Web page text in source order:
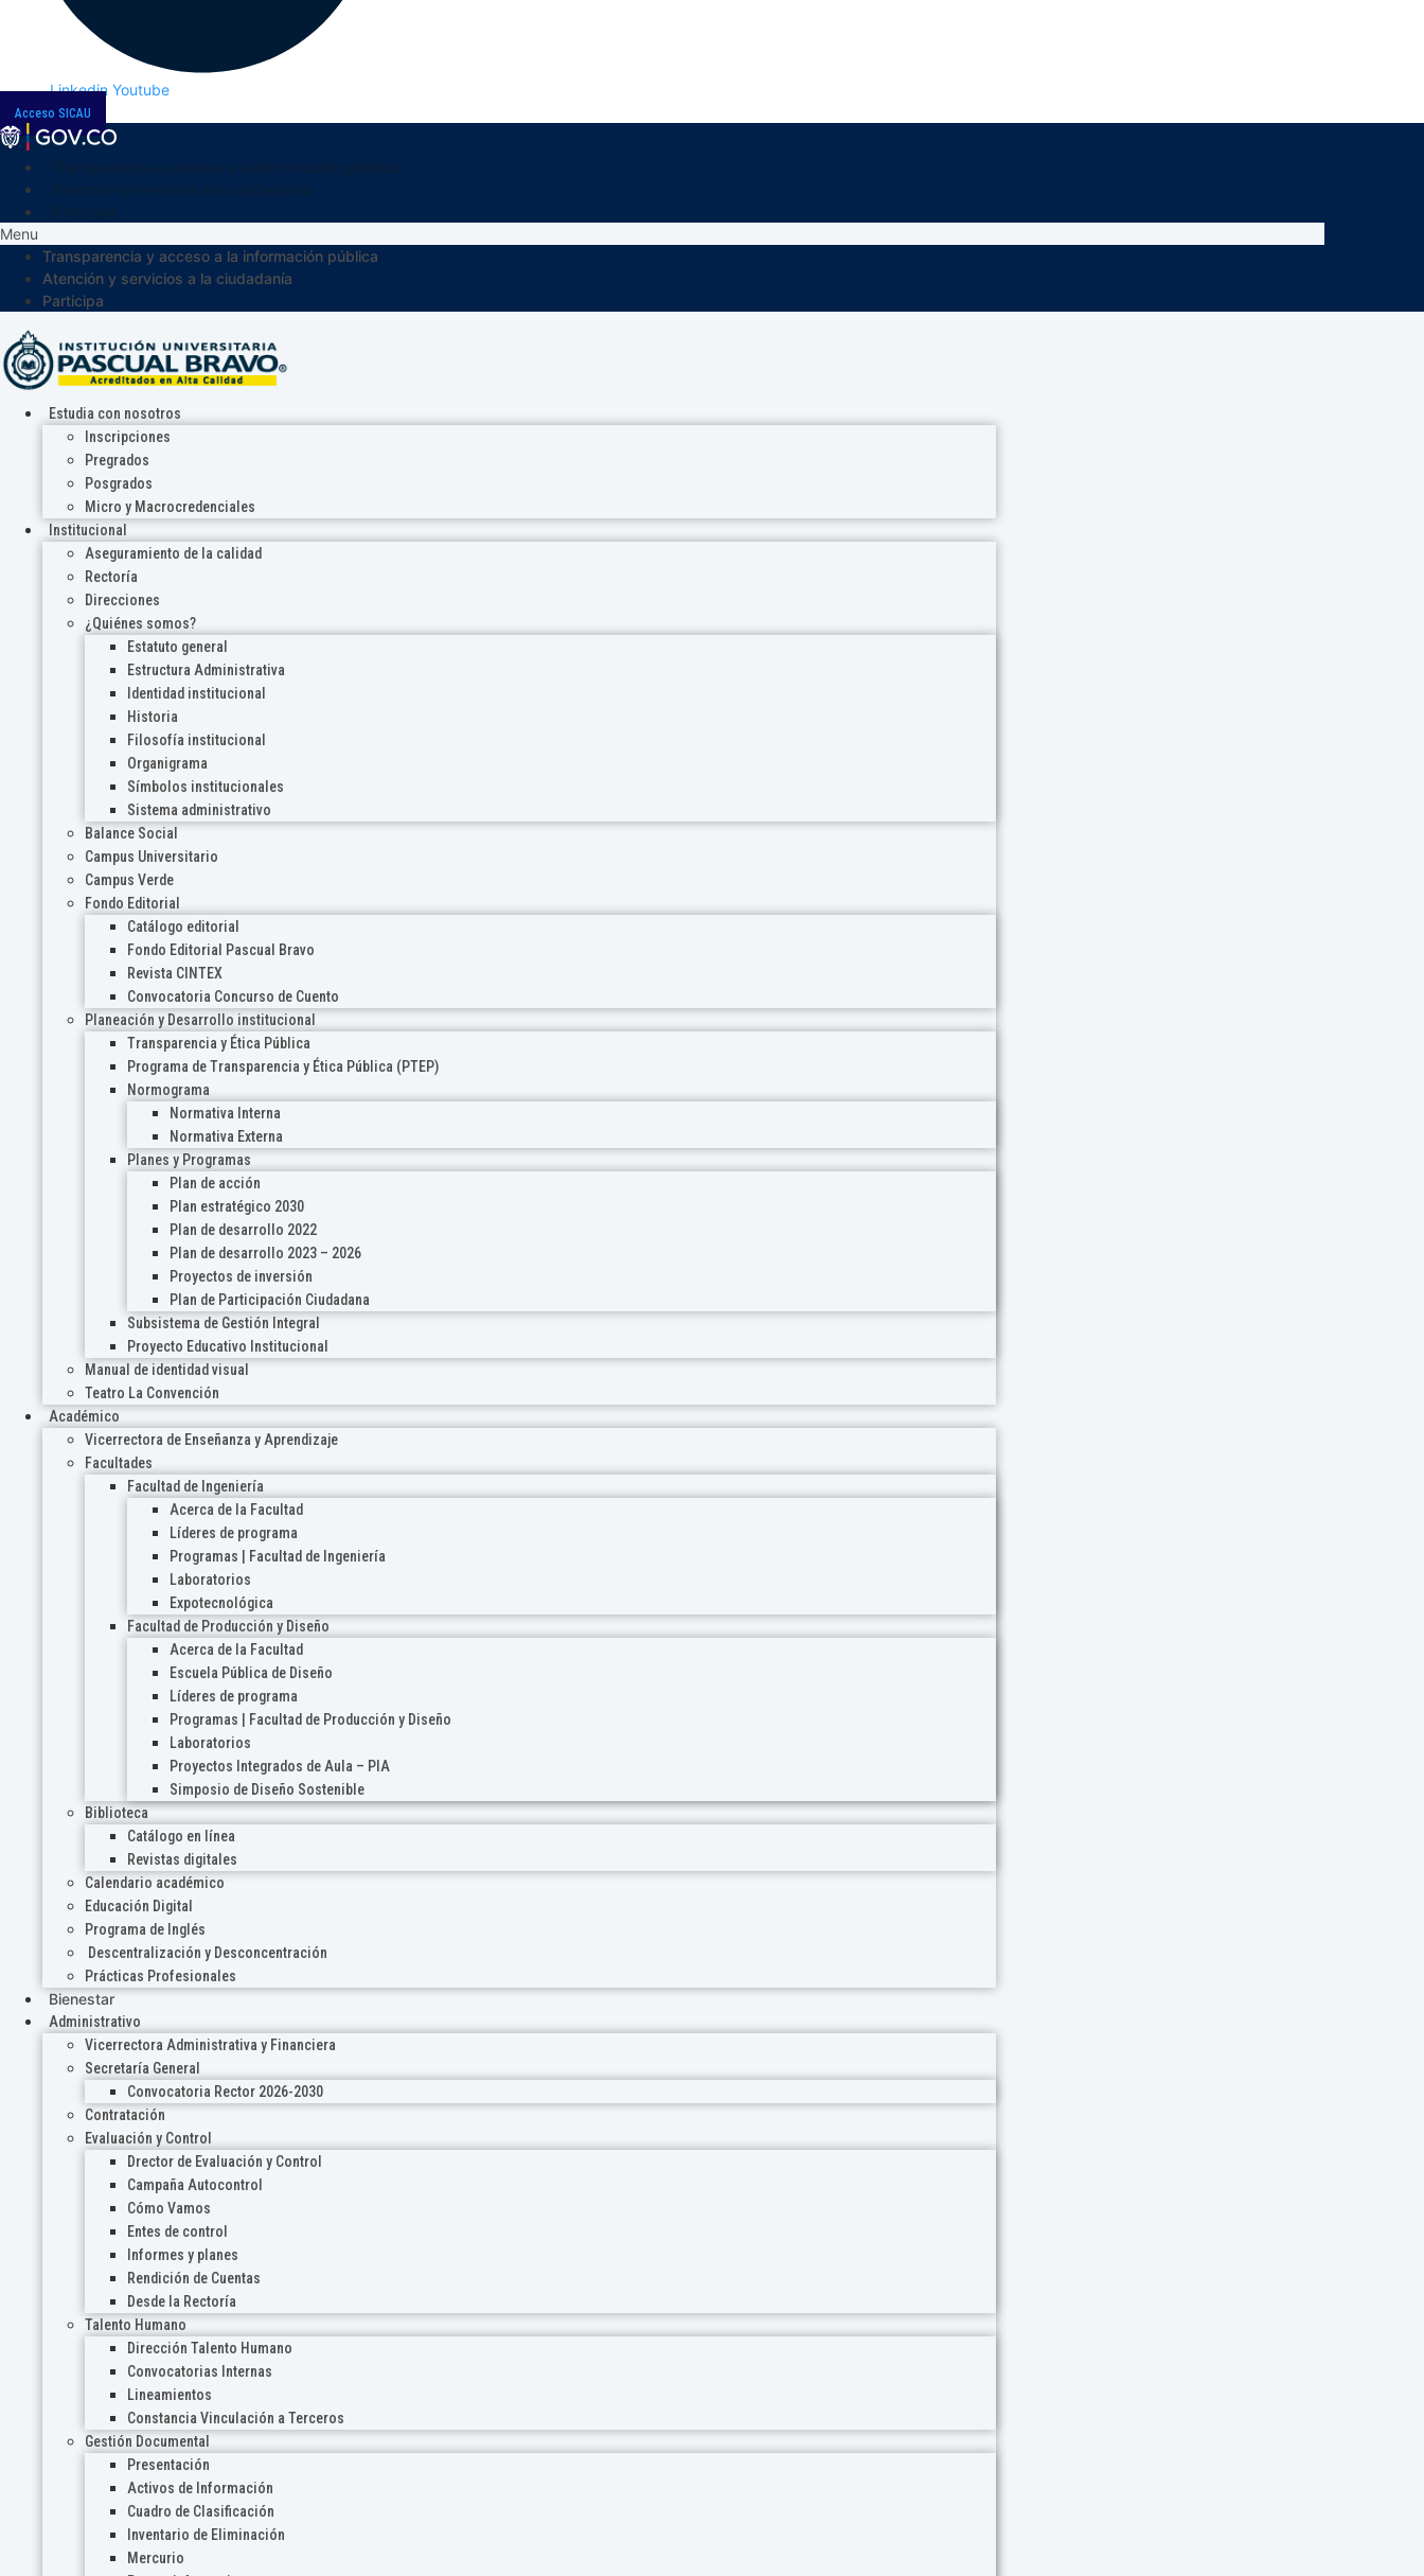
Linkedin Youtube
Acceso SICAU
Menu
Transparencia y acceso a la información pública
Atención y servicios a la ciudadanía
Participa
Estudia con nosotros
Inscripciones
Pregrados
Posgrados
Micro y Macrocredenciales
Institucional
Aseguramiento de la calidad
Rectoría
Direcciones
¿Quiénes somos?
Estatuto general
Estructura Administrativa
Identidad institucional
Historia
Filosofía institucional
Organigrama
Símbolos institucionales
Sistema administrativo
Balance Social
Campus Universitario
Campus Verde
Fondo Editorial
Catálogo editorial
Fondo Editorial Pascual Bravo
Revista CINTEX
Convocatoria Concurso de Cuento
Planeación y Desarrollo institucional
Transparencia y Ética Pública
Programa de Transparencia y Ética Pública (PTEP)
Normograma
Normativa Interna
Normativa Externa
Planes y Programas
Plan de acción
Plan estratégico 2030
Plan de desarrollo 2022
Plan de desarrollo 2023 – 2026
Proyectos de inversión
Plan de Participación Ciudadana
Subsistema de Gestión Integral
Proyecto Educativo Institucional
Manual de identidad visual
Teatro La Convención
Académico
Vicerrectora de Enseñanza y Aprendizaje
Facultades
Facultad de Ingeniería
Acerca de la Facultad
Líderes de programa
Programas | Facultad de Ingeniería
Laboratorios
Expotecnológica
Facultad de Producción y Diseño
Acerca de la Facultad
Escuela Pública de Diseño
Líderes de programa
Programas | Facultad de Producción y Diseño
Laboratorios
Proyectos Integrados de Aula – PIA
Simposio de Diseño Sostenible
Biblioteca
Catálogo en línea
Revistas digitales
Calendario académico
Educación Digital
Programa de Inglés
Descentralización y Desconcentración
Prácticas Profesionales
Bienestar
Administrativo
Vicerrectora Administrativa y Financiera
Secretaría General
Convocatoria Rector 2026-2030
Contratación
Evaluación y Control
Drector de Evaluación y Control
Campaña Autocontrol
Cómo Vamos
Entes de control
Informes y planes
Rendición de Cuentas
Desde la Rectoría
Talento Humano
Dirección Talento Humano
Convocatorias Internas
Lineamientos
Constancia Vinculación a Terceros
Gestión Documental
Presentación
Activos de Información
Cuadro de Clasificación
Inventario de Eliminación
Mercurio